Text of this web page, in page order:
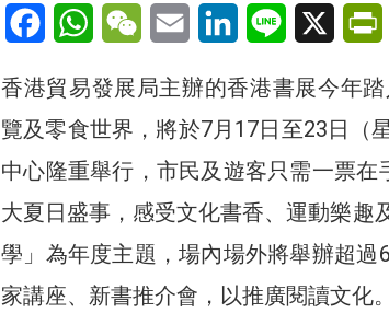
FacebookWhatsAppWeChatEmail LinkedInLine X
香港貿易發展局主辦的香港書展今年
覽及零食世界，將於7月17日至23日（
中心隆重舉行，市民及遊客只需一票
大夏日盛事，感受文化書香、運動樂趣
學」為年度主題，場內場外將舉辦超
家講座、新書推介會，以推廣閱讀文化。